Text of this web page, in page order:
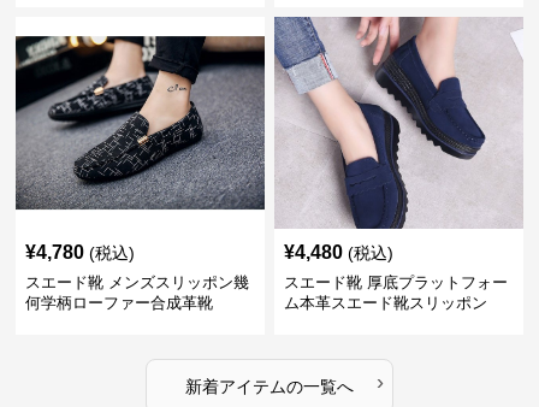
¥4,780 (税込)
スエード靴 メンズスリッポン幾
何学柄ローファー合成革靴
¥4,480 (税込)
スエード靴 厚底プラットフォー
ム本革スエード靴スリッポン
新着アイテムの一覧へ ›